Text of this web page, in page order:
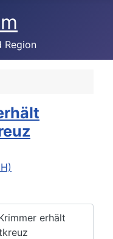
Region
erhält